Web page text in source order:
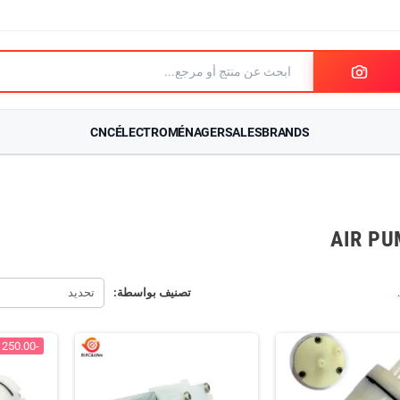
CNCÉLECTROMÉNAGERSALESBRANDS
تصنيف بواسطة: تحديد
-250.00 د.ج.‏